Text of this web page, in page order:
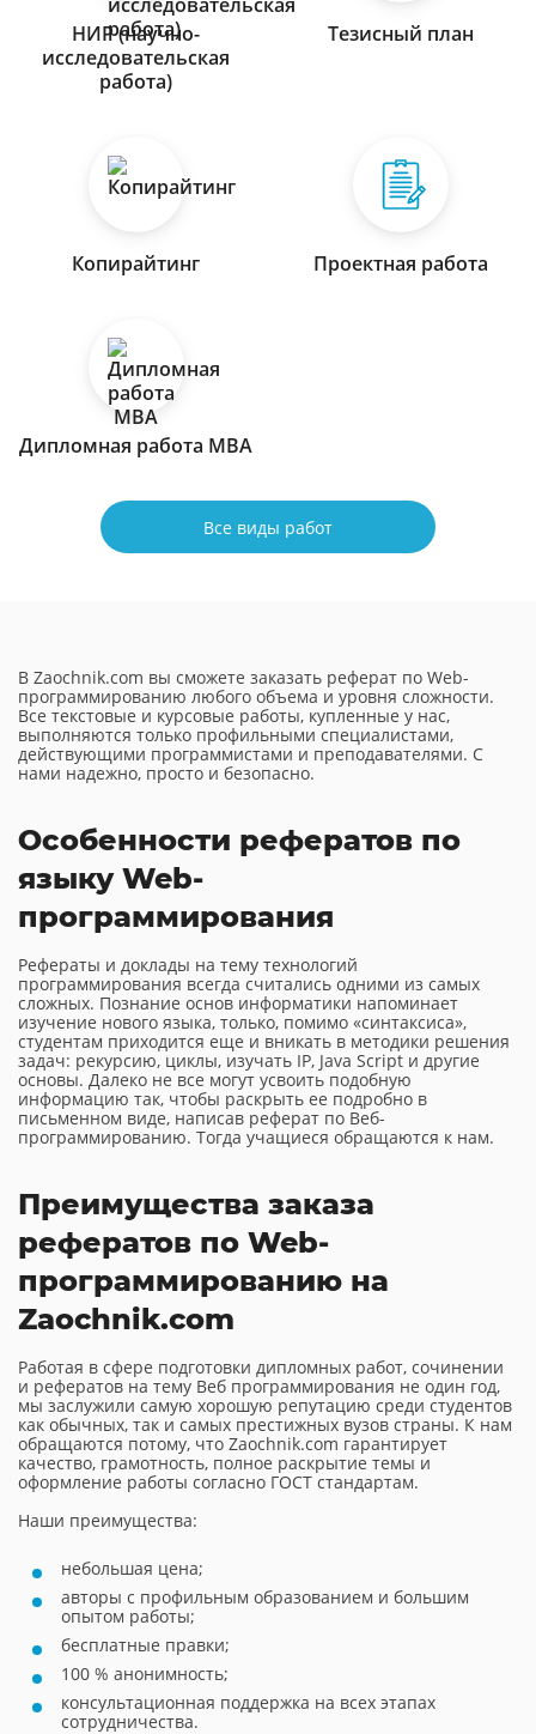
НИР (научно-
исследовательская
работа)
Тезисный план
Копирайтинг Проектная работа
Дипломная работа МВА
Все виды работ
В Zaochnik.com вы сможете заказать реферат по Web-
программированию любого объема и уровня сложности.
Все текстовые и курсовые работы, купленные у нас,
выполняются только профильными специалистами,
действующими программистами и преподавателями. С
нами надежно, просто и безопасно.
Особенности рефератов по
языку Web-
программирования
Рефераты и доклады на тему технологий
программирования всегда считались одними из самых
сложных. Познание основ информатики напоминает
изучение нового языка, только, помимо «синтаксиса»,
студентам приходится еще и вникать в методики решения
задач: рекурсию, циклы, изучать IP, Java Script и другие
основы. Далеко не все могут усвоить подобную
информацию так, чтобы раскрыть ее подробно в
письменном виде, написав реферат по Веб-
программированию. Тогда учащиеся обращаются к нам.
Преимущества заказа
рефератов по Web-
программированию на
Zaochnik.com
Работая в сфере подготовки дипломных работ, сочинении
и рефератов на тему Веб программирования не один год,
мы заслужили самую хорошую репутацию среди студентов
как обычных, так и самых престижных вузов страны. К нам
обращаются потому, что Zaochnik.com гарантирует
качество, грамотность, полное раскрытие темы и
оформление работы согласно ГОСТ стандартам.
Наши преимущества:
небольшая цена;
авторы с профильным образованием и большим
опытом работы;
бесплатные правки;
100 % анонимность;
консультационная поддержка на всех этапах
сотрудничества.